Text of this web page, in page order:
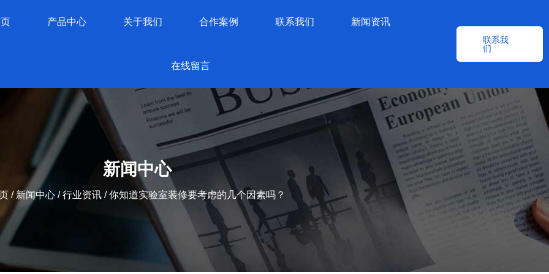
产品中心 关于我们 合作案例 联系我们 新闻资讯
在线留言
联系我
们
新闻中心
/ 新闻中心 /行业资讯 /你知道实验室装修要考虑的几个因素吗？